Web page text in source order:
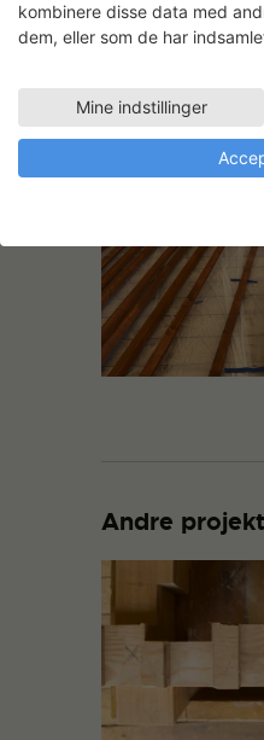
Andre
kombinere disse data med
dem, eller som de har
Mine indstillinger